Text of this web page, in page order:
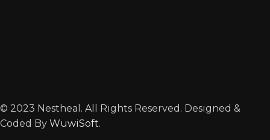
© 2023 Nestheal. All Rights Reserved. Designed &
Coded By WuwiSoft.